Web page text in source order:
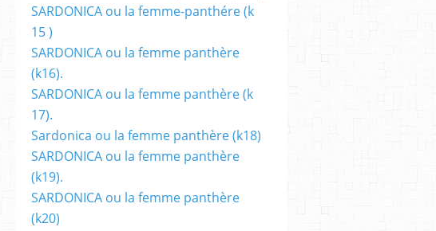
SARDONICA ou la femme-panthére (k
15 )
SARDONICA ou la femme panthère
(k16).
SARDONICA ou la femme panthère (k
17).
Sardonica ou la femme panthère (k18)
SARDONICA ou la femme panthère
(k19).
SARDONICA ou la femme panthère
(k20)